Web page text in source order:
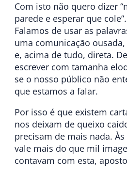
Com isto não quero dizer
parede e esperar que
Falamos de usar as
uma comunicação
e, acima de tudo, direta.
escrever com tamanha
se o nosso público não
que estamos a falar.
Por isso é que existem
nos deixam de queixo
precisam de mais nada.
vale mais do que mil
contavam com esta,